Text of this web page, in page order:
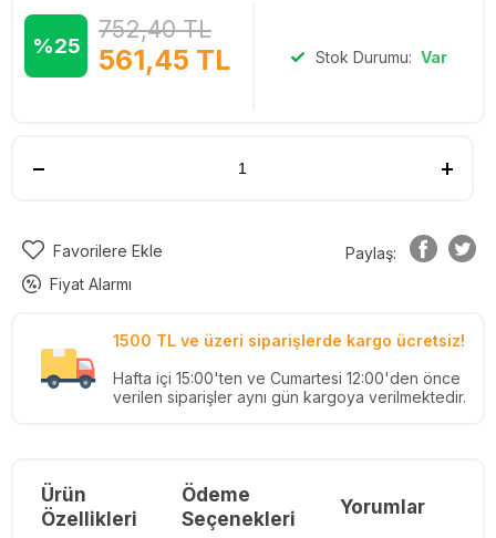
%25 561,45 TL
752,40TL
Stok Durumu: Var
Favorilere Ekle
Fiyat Alarmı
Paylaş:
1500 TL ve üzeri siparişlerde kargo ücretsiz!
Hafta içi 15:00'ten ve Cumartesi 12:00'den önce
verilen siparişler aynı gün kargoya verilmektedir.
Ürün
Özellikleri
Ödeme
Seçenekleri
Yorumlar